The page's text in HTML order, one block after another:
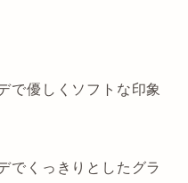
で優しくソフトな印象
でくっきりとしたグラ